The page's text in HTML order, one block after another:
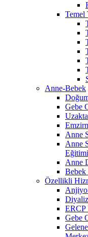
Temel
Anne-Bebek
Gebe
Anne
Anne
Eğitimi
Anne
Bebek
Özellikli
ERCP
Gebe